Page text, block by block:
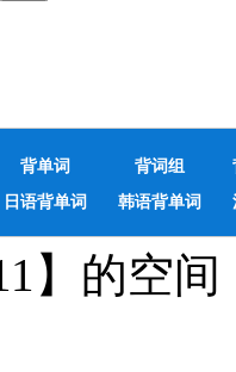
背单词 背词组
日语背单词 韩语背单词
】的空间